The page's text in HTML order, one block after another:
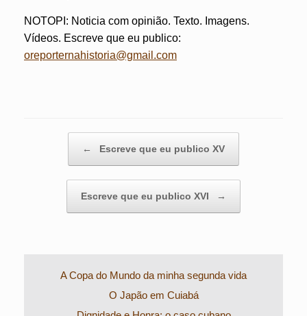
NOTOPI: Noticia com opinião. Texto. Imagens.
Vídeos. Escreve que eu publico:
oreporternahistoria@gmail.com
← Escreve que eu publico XV
Escreve que eu publico XVI →
A Copa do Mundo da minha segunda vida
O Japão em Cuiabá